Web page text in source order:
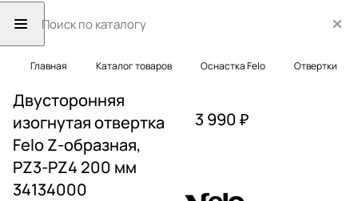
Главная Каталог товаров Оснастка Felo Отвертки
Двусторонняя
изогнутая отвертка
Felo Z-образная,
PZ3-PZ4 200 мм
34134000
3 990 ₽